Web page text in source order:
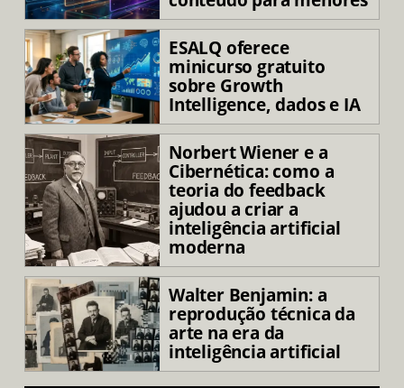
ESALQ oferece
minicurso gratuito
sobre Growth
Intelligence, dados e IA
Norbert Wiener e a
Cibernética: como a
teoria do feedback
ajudou a criar a
inteligência artificial
moderna
Walter Benjamin: a
reprodução técnica da
arte na era da
inteligência artificial